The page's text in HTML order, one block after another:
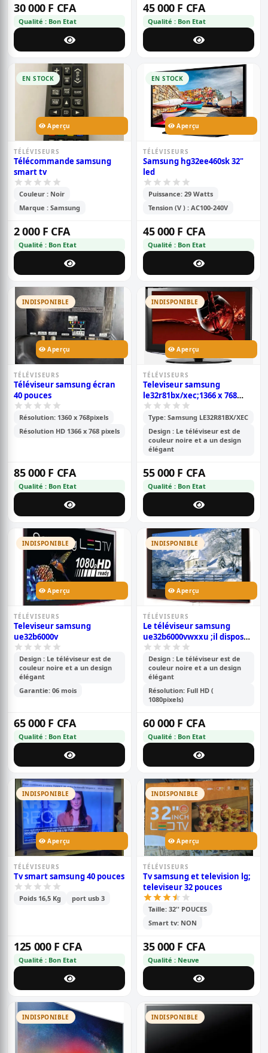
30 000 F CFA
Qualité : Bon Etat
45 000 F CFA
Qualité : Bon Etat
EN STOCK
Aperçu
TÉLÉVISEURS
Télécommande samsung
smart tv
Couleur : Noir
Marque : Samsung
2 000 F CFA
Qualité : Bon Etat
EN STOCK
Aperçu
TÉLÉVISEURS
Samsung hg32ee460sk 32"
led
Puissance: 29 Watts
Tension (V ) : AC100-240V
45 000 F CFA
Qualité : Bon Etat
INDISPONIBLE
Aperçu
TÉLÉVISEURS
Téléviseur samsung écran
40 pouces
Résolution: 1360 x 768pixels
Résolution HD 1366 x 768 pixels
85 000 F CFA
Qualité : Bon Etat
INDISPONIBLE
Aperçu
TÉLÉVISEURS
Televiseur samsung
le32r81bx/xec;1366 x 768
pixels est un modèle lcd de
32 pouces
Type: Samsung LE32R81BX/XEC
Design : Le téléviseur est de
couleur noire et a un design
élégant
55 000 F CFA
Qualité : Bon Etat
INDISPONIBLE
Aperçu
TÉLÉVISEURS
Televiseur samsung
ue32b6000v
Design : Le téléviseur est de
couleur noire et a un design
élégant
Garantie: 06 mois
65 000 F CFA
Qualité : Bon Etat
INDISPONIBLE
Aperçu
TÉLÉVISEURS
Le téléviseur samsung
ue32b6000vwxxu ;il dispose
d’une résolution full hd,
offrant des images claires et
nettes.
Design : Le téléviseur est de
couleur noire et a un design
élégant
Résolution: Full HD (
1080pixels)
60 000 F CFA
Qualité : Bon Etat
INDISPONIBLE
Aperçu
TÉLÉVISEURS
Tv smart samsung 40 pouces
Poids 16,5 Kg port usb 3
125 000 F CFA
Qualité : Bon Etat
INDISPONIBLE
Aperçu
TÉLÉVISEURS
Tv samsung et television lg;
televiseur 32 pouces
Taille: 32'' POUCES
Smart tv: NON
35 000 F CFA
Qualité : Neuve
INDISPONIBLE INDISPONIBLE